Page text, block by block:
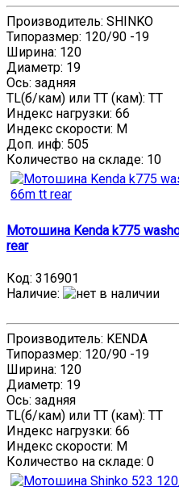
Производитель: SHINKO
Типоразмер: 120/90 -19
Ширина: 120
Диаметр: 19
Ось: задняя
TL(б/кам) или TT (кам): TT
Индекс нагрузки: 66
Индекс скорости: M
Доп. инф: 505
Количество на складе: 10
Мотошина Kenda k775
rear
Код: 316901
Наличие:
Производитель: KENDA
Типоразмер: 120/90 -19
Ширина: 120
Диаметр: 19
Ось: задняя
TL(б/кам) или TT (кам): TT
Индекс нагрузки: 66
Индекс скорости: M
Количество на складе: 0